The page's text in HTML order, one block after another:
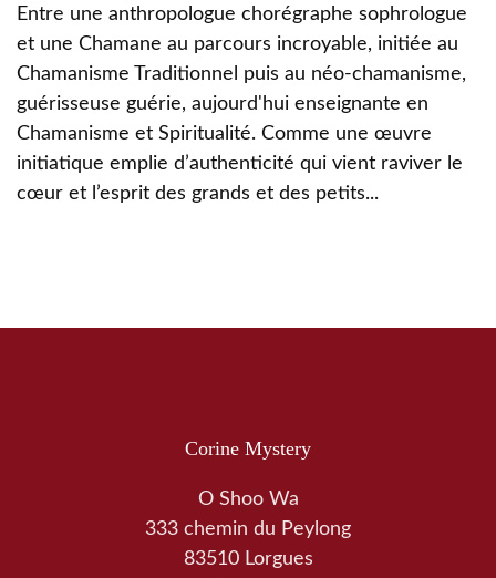
Entre une anthropologue chorégraphe sophrologue
et une Chamane au parcours incroyable, initiée au
Chamanisme Traditionnel puis au néo-chamanisme,
guérisseuse guérie, aujourd'hui enseignante en
Chamanisme et Spiritualité. Comme une œuvre
initiatique emplie d’authenticité qui vient raviver le
cœur et l’esprit des grands et des petits...
Corine Mystery
O Shoo Wa
333 chemin du Peylong
83510 Lorgues